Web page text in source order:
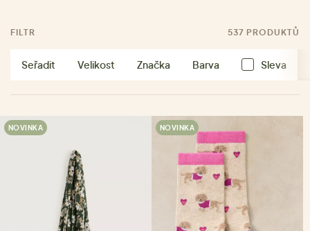
FILTR 537 PRODUKTŮ
Seřadit Velikost Značka Barva Sleva
NOVINKA NOVINKA